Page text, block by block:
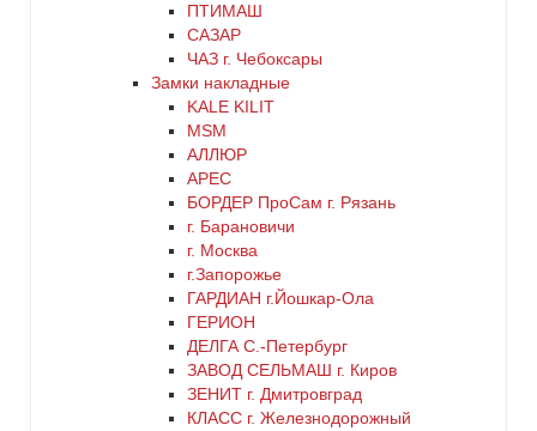
ПТИМАШ
САЗАР
ЧАЗ г. Чебоксары
Замки накладные
KALE KILIT
MSM
АЛЛЮР
АРЕС
БОРДЕР ПроСам г. Рязань
г. Барановичи
г. Москва
г.Запорожье
ГАРДИАН г.Йошкар-Ола
ГЕРИОН
ДЕЛГА С.-Петербург
ЗАВОД СЕЛЬМАШ г. Киров
ЗЕНИТ г. Дмитровград
КЛАСС г. Железнодорожный